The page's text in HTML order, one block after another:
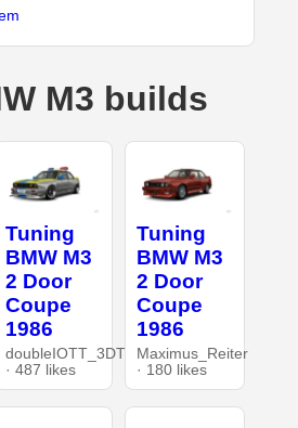
M3 builds
Tuning
BMW M3
2 Door
Coupe
1986
doubleIOTT_3DT
· 487 likes
Tuning
BMW M3
2 Door
Coupe
1986
Maximus_Reiter
· 180 likes